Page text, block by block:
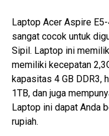
Laptop Acer Aspire
sangat cocok untuk
Sipil. Laptop ini
memiliki kecepatan
kapasitas 4 GB DDR3,
1TB, dan juga
Laptop ini dapat Anda
rupiah.